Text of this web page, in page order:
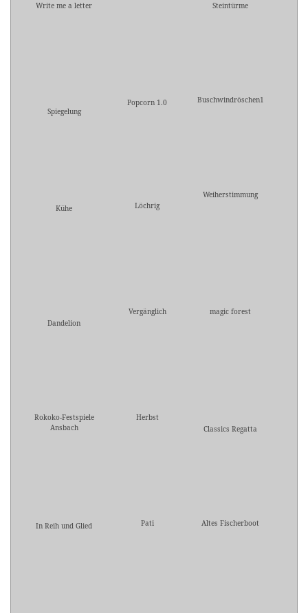
Write me a letter
Steintürme
Spiegelung
Popcorn 1.0 Buschwindröschen1
Kühe Löchrig
Weiherstimmung
Dandelion
Vergänglich magic forest
Rokoko-Festspiele
Ansbach
Herbst
Classics Regatta
In Reih und Glied Pati Altes Fischerboot